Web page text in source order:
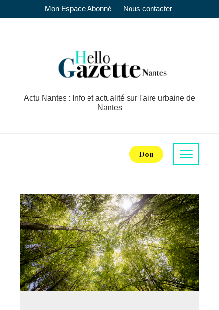
Mon Espace Abonné Nous contacter
Actu Nantes : Info et actualité sur l'aire urbaine de
Nantes
Don